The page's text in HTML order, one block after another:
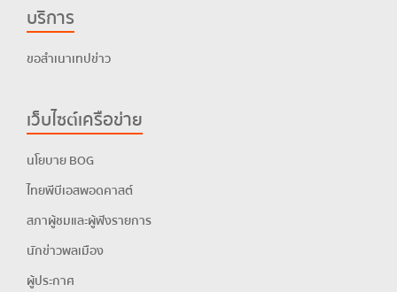
บริการ
ขอสำเนาเทปข่าว
เว็บไซต์เครือข่าย
นโยบาย BOG
ไทยพีบีเอสพอดคาสต์
สภาผู้ชมและผู้ฟังรายการ
นักข่าวพลเมือง
ผู้ประกาศ